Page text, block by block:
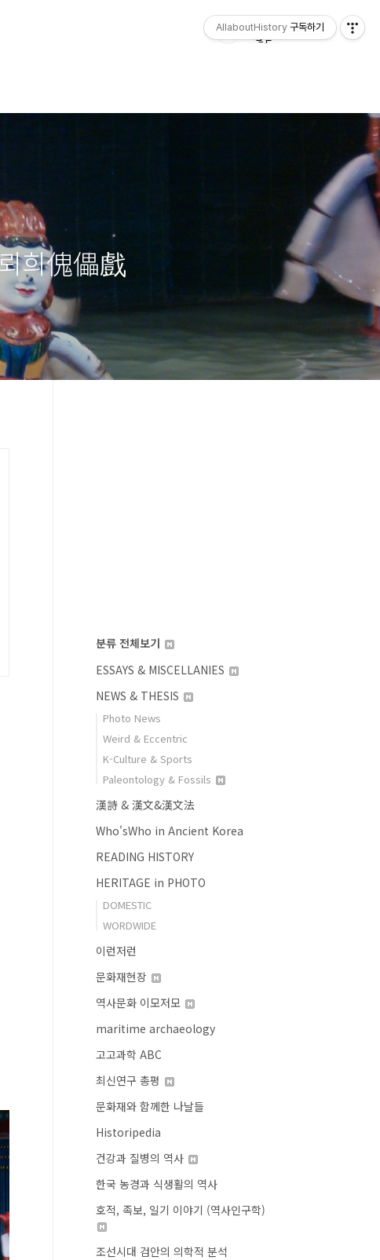
희傀儡戲
분류 전체보기
ESSAYS & MISCELLANIES
NEWS & THESIS
Photo News
Weird & Eccentric
K-Culture & Sports
Paleontology & Fossils
漢詩 & 漢文&漢文法
Who'sWho in Ancient Korea
READING HISTORY
HERITAGE in PHOTO
DOMESTIC
WORDWIDE
이런저런
문화재현장
역사문화 이모저모
maritime archaeology
고고과학 ABC
최신연구 총평
문화재와 함께한 나날들
Historipedia
건강과 질병의 역사
한국 농경과 식생활의 역사
호적, 족보, 일기 이야기 (역사인구학)
조선시대 검안의 의학적 분석
AllaboutHistory 구독하기